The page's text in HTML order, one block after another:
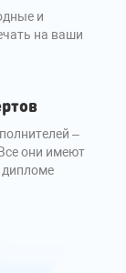
и
на ваши
–
они имеют
дипломе